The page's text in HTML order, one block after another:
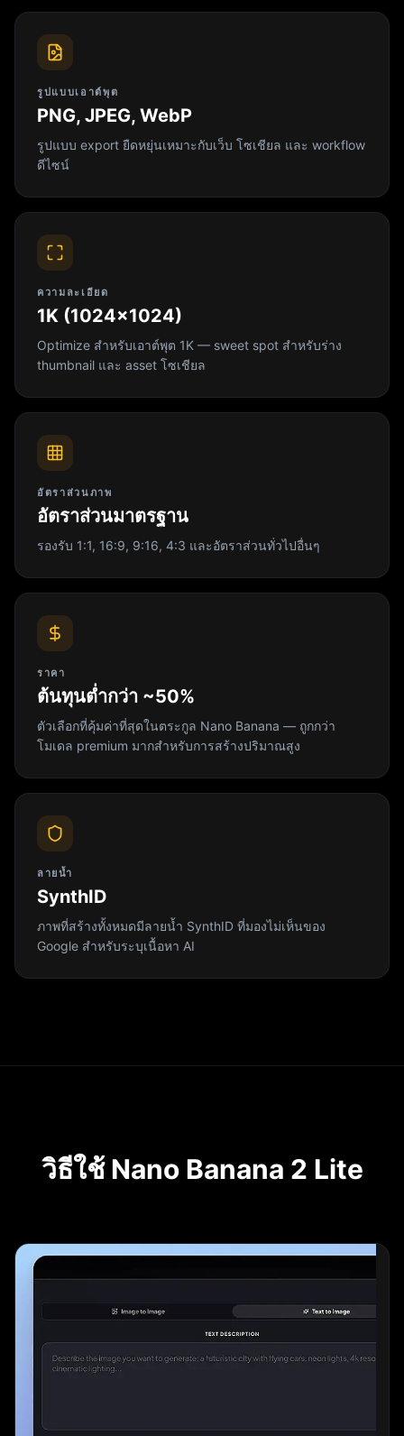
รูปแบบเอาต์พุต
PNG, JPEG, WebP
รูปแบบ export ยืดหยุ่นเหมาะกับเว็บ โซเชียล และ workflow
ดีไซน์
ความละเอียด
1K (1024×1024)
Optimize สำหรับเอาต์พุต 1K — sweet spot สำหรับร่าง
thumbnail และ asset โซเชียล
อัตราส่วนภาพ
อัตราส่วนมาตรฐาน
รองรับ 1:1, 16:9, 9:16, 4:3 และอัตราส่วนทั่วไปอื่นๆ
ราคา
ต้นทุนต่ำกว่า ~50%
ตัวเลือกที่คุ้มค่าที่สุดในตระกูล Nano Banana — ถูกกว่า
โมเดล premium มากสำหรับการสร้างปริมาณสูง
ลายน้ำ
SynthID
ภาพที่สร้างทั้งหมดมีลายน้ำ SynthID ที่มองไม่เห็นของ
Google สำหรับระบุเนื้อหา AI
วิธีใช้ Nano Banana 2 Lite